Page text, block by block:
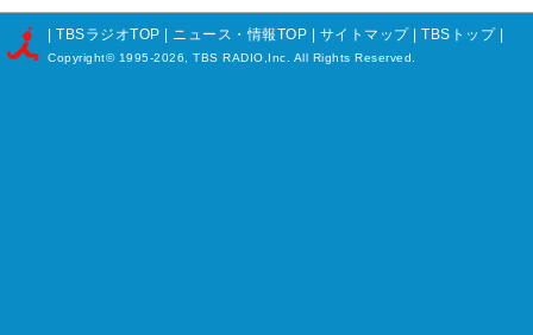
TBSラジオTOP ニュース・情報TOP サイトマップ TBSトップ|
Copyright© 1995-2026, TBS RADIO,Inc. All Rights Reserved.